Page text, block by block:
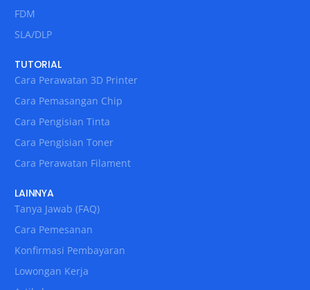
FDM
SLA/DLP
TUTORIAL
Cara Perawatan 3D Printer
Cara Pemasangan Chip
Cara Pengisian Tinta
Cara Pengisian Toner
Cara Perawatan Filament
LAINNYA
Tanya Jawab (FAQ)
Cara Pemesanan
Konfirmasi Pembayaran
Lowongan Kerja